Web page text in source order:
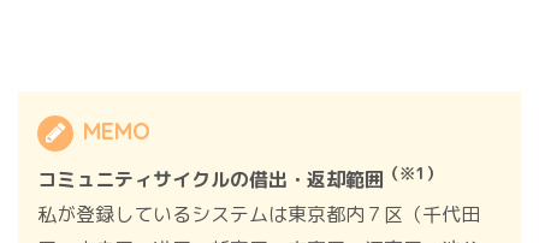
MEMO
コミュニティサイクルの借出・返却範囲 （※1）
私が登録しているシステムは東京都内７区（千代田